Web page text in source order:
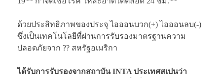
ด้วยประสิทธิภาพของประจุ ไอออนบวก(+) ไอออนลบ(-)
ซึ่งเป็นเทคโนโลยีที่ผ่านการรับรองมาตรฐานความ
ปลอดภัยจาก ?? สหรัฐอเมริกา
ได้รับการรับรองจากสถาบัน INTA ประเทศสเปนว่า